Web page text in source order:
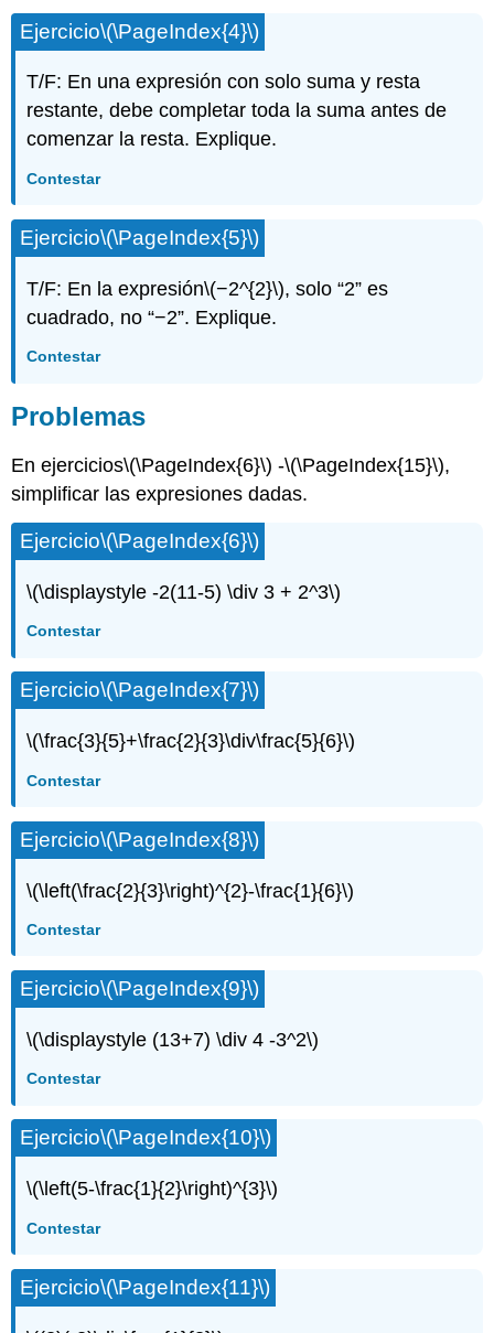
Ejercicio\(\PageIndex{4}\)
T/F: En una expresión con solo suma y resta
restante, debe completar toda la suma antes de
comenzar la resta. Explique.
Contestar
Ejercicio\(\PageIndex{5}\)
T/F: En la expresión\(−2^{2}\), solo “2” es
cuadrado, no “−2”. Explique.
Contestar
Problemas
En ejercicios\(\PageIndex{6}\) -\(\PageIndex{15}\),
simplificar las expresiones dadas.
Ejercicio\(\PageIndex{6}\)
\(\displaystyle -2(11-5) \div 3 + 2^3\)
Contestar
Ejercicio\(\PageIndex{7}\)
\(\frac{3}{5}+\frac{2}{3}\div\frac{5}{6}\)
Contestar
Ejercicio\(\PageIndex{8}\)
\(\left(\frac{2}{3}\right)^{2}-\frac{1}{6}\)
Contestar
Ejercicio\(\PageIndex{9}\)
\(\displaystyle (13+7) \div 4 -3^2\)
Contestar
Ejercicio\(\PageIndex{10}\)
\(\left(5-\frac{1}{2}\right)^{3}\)
Contestar
Ejercicio\(\PageIndex{11}\)